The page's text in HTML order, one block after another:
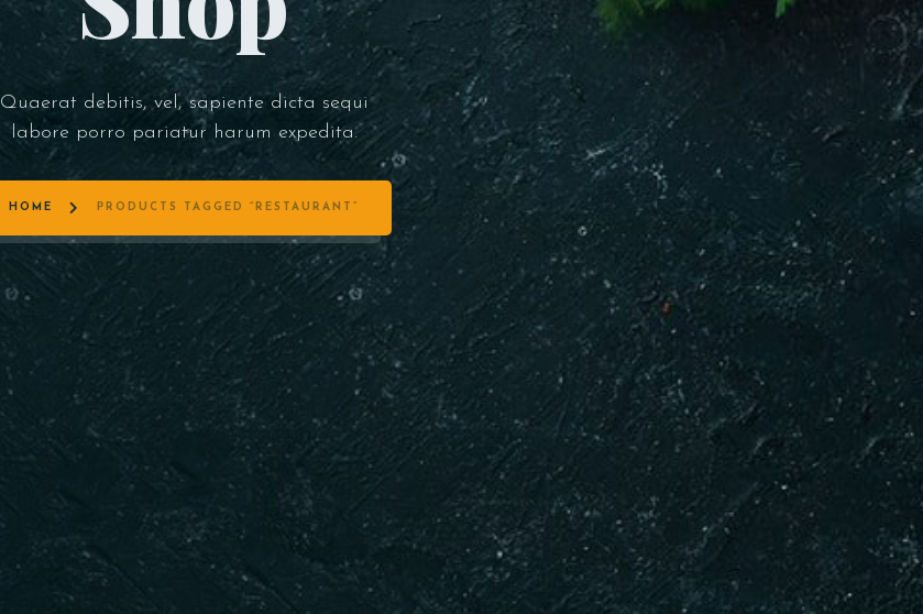
Quaerat debitis, vel, sapiente dicta sequi
labore porro pariatur harum expedita.
HOME PRODUCTS TAGGED “RESTAURANT”
Masa Rezervasyonu